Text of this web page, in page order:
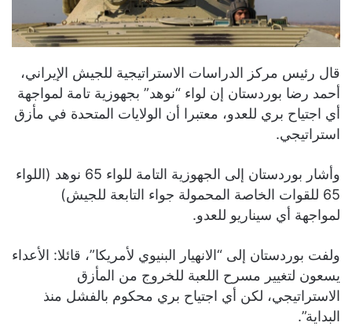
قال رئيس مركز الدراسات الاستراتيجية للجيش الإيراني،
أحمد رضا بوردستان إن لواء “نوهد” بجهوزية تامة لمواجهة
أي اجتياح بري للعدو، معتبرا أن الولايات المتحدة في مأزق
استراتيجي.
وأشار بوردستان إلى الجهوزية التامة للواء 65 نوهد (اللواء
65 للقوات الخاصة المحمولة جواء التابعة للجيش)
لمواجهة أي سيناريو للعدو.
ولفت بوردستان إلى “الانهيار البنيوي لأمريكا”، قائلا: الأعداء
يسعون لتغيير مسرح اللعبة للخروج من المأزق
الاستراتيجي، لكن أي اجتياح بري محكوم بالفشل منذ
البداية”.